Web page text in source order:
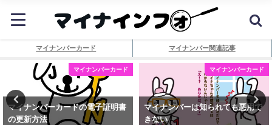
マイナンバーカード マイナンバー関連記事
マイナンバーカード
マイナンバーカードの電子証明書
の更新方法
マイナンバーカード
マイナンバーは知られても悪用で
きない